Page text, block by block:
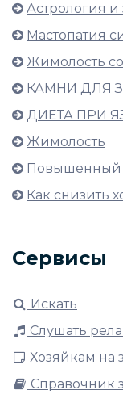
Астрология и
Мастопатия
Жимолость
КАМНИ ДЛЯ
ДИЕТА ПРИ
Жимолость
Повышенный
Как снизить
Сервисы
Искать
Слушать
Хозяйкам на
Справочник